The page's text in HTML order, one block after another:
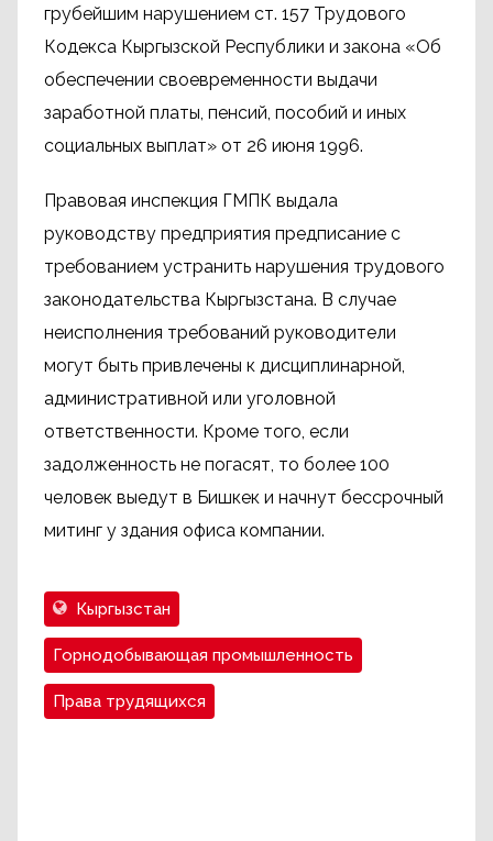
грубейшим нарушением ст. 157 Трудового
Кодекса Кыргызской Республики и закона «Об
обеспечении своевременности выдачи
заработной платы, пенсий, пособий и иных
социальных выплат» от 26 июня 1996.
Правовая инспекция ГМПК выдала
руководству предприятия предписание с
требованием устранить нарушения трудового
законодательства Кыргызстана. В случае
неисполнения требований руководители
могут быть привлечены к дисциплинарной,
административной или уголовной
ответственности. Кроме того, если
задолженность не погасят, то более 100
человек выедут в Бишкек и начнут бессрочный
митинг у здания офиса компании.
Кыргызстан
Горнодобывающая промышленность
Права трудящихся